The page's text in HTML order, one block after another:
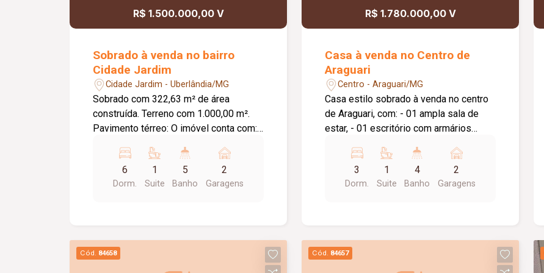
R$ 1.500.000,00 V
Sobrado à venda no bairro
Cidade Jardim
Cidade Jardim - Uberlândia/MG
Sobrado com 322,63 m² de área
construída. Terreno com 1.000,00 m².
Pavimento térreo: O imóvel conta com:
Escritório; Cozinha; Lavanderia;
Despensa; Banheiro de serviço;
Piscina; Varanda com 01 quarto e 02
sendo 01 suíte; Banheiro social;
Diferenciais: Toda murada; Portões
6
Dorm.
1
Suite
5
Banho
2
Garagens
R$ 1.780.000,00 V
Casa à venda no Centro de
Araguari
Centro - Araguari/MG
Casa estilo sobrado à venda no centro
de Araguari, com: - 01 ampla sala de
estar, - 01 escritório com armários
cozinha funcional, - 01 banheiro social, -
01 suíte master com sacada e armários
edícula com quarto, banheiro e cozinha,
- 01 lavanderia, - 01 despensa, -
3
Dorm.
1
Suite
4
Banho
2
Garagens
Cód. 84658 Cód. 84657